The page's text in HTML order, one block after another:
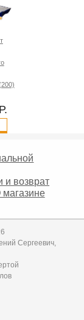
и возврат
Сергеевич,